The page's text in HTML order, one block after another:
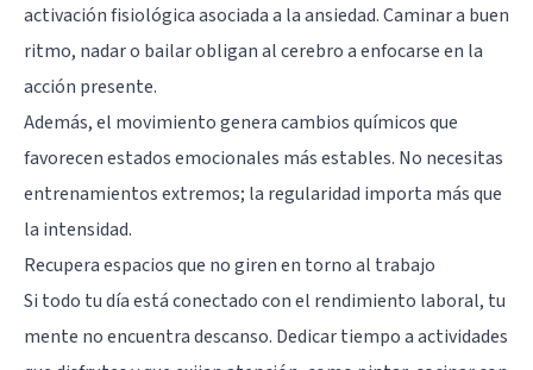
activación fisiológica asociada a la ansiedad. Caminar a buen
ritmo, nadar o bailar obligan al cerebro a enfocarse en la
acción presente.
Además, el movimiento genera cambios químicos que
favorecen estados emocionales más estables. No necesitas
entrenamientos extremos; la regularidad importa más que
la intensidad.
Recupera espacios que no giren en torno al trabajo
Si todo tu día está conectado con el rendimiento laboral, tu
mente no encuentra descanso. Dedicar tiempo a actividades